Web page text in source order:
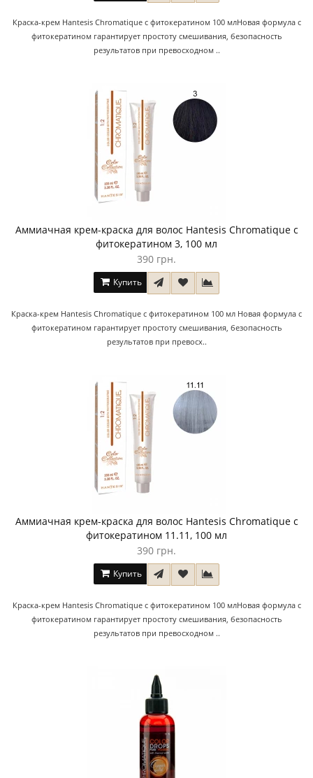
Краска-крем Hantesis Chromatique с фитокератином 100 млНовая формула с
фитокератином гарантирует простоту смешивания, безопасность
результатов при превосходном ..
Аммиачная крем-краска для волос Hantesis Chromatique с
фитокератином 3, 100 мл
390 грн.
Купить
Краска-крем Hantesis Chromatique с фитокератином 100 мл Новая формула с
фитокератином гарантирует простоту смешивания, безопасность
результатов при превосх..
Аммиачная крем-краска для волос Hantesis Chromatique с
фитокератином 11.11, 100 мл
390 грн.
Купить
Краска-крем Hantesis Chromatique с фитокератином 100 млНовая формула с
фитокератином гарантирует простоту смешивания, безопасность
результатов при превосходном ..